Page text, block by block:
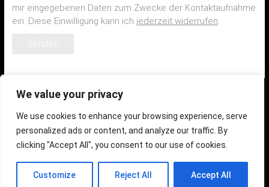
We value your privacy
We use cookies to enhance your browsing experience, serve
personalized ads or content, and analyze our traffic. By
clicking "Accept All", you consent to our use of cookies.
Customize Reject All Accept All
mir eingegebenen Daten zum Zwecke der Kontaktaufnahme
ein. Diese Einwilligung kann ich jederzeit widerrufen.
Datenschutz